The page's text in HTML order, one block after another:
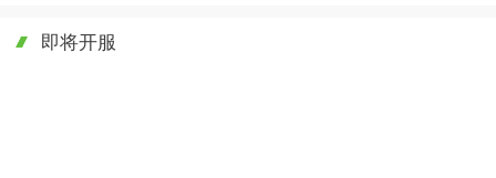
即将开服